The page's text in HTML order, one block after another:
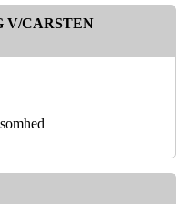
V/CARSTEN